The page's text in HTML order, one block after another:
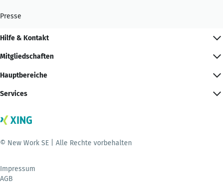
Presse
Hilfe & Kontakt
Mitgliedschaften
Hauptbereiche
Services
© New Work SE | Alle Rechte vorbehalten
Impressum
AGB